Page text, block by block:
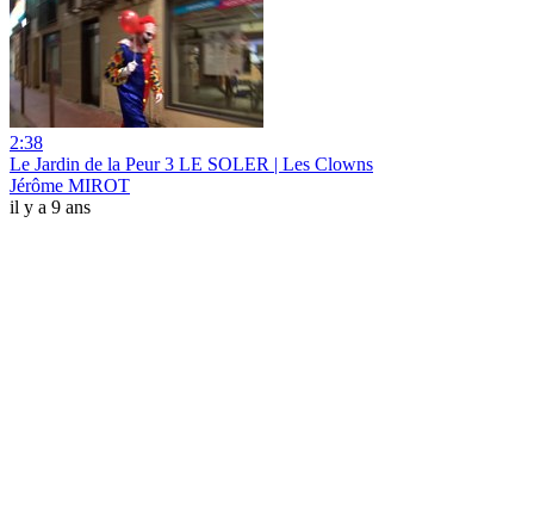
2:38
Le Jardin de la Peur 3 LE SOLER | Les Clowns
Jérôme MIROT
il y a 9 ans